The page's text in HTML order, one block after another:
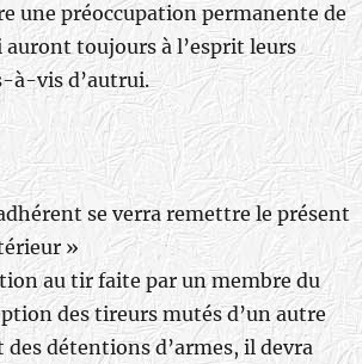
une préoccupation permanente de
toujours à l’esprit leurs
à-vis d’autrui.
se verra remettre le présent
»
au tir faite par un membre du
des tireurs mutés d’un autre
détentions d’armes, il devra